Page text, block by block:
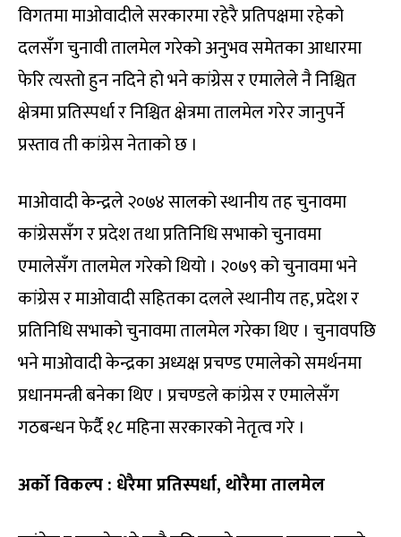
विगतमा माओवादीले सरकारमा रहेरै प्रतिपक्षमा रहेको
दलसँग चुनावी तालमेल गरेको अनुभव समेतका आधारमा
फेरि त्यस्तो हुन नदिने हो भने कांग्रेस र एमालेले नै निश्चित
क्षेत्रमा प्रतिस्पर्धा र निश्चित क्षेत्रमा तालमेल गरेर जानुपर्ने
प्रस्ताव ती कांग्रेस नेताको छ ।
माओवादी केन्द्रले २०७४ सालको स्थानीय तह चुनावमा
कांग्रेससँग र प्रदेश तथा प्रतिनिधि सभाको चुनावमा
एमालेसँग तालमेल गरेको थियो । २०७९ को चुनावमा भने
कांग्रेस र माओवादी सहितका दलले स्थानीय तह, प्रदेश र
प्रतिनिधि सभाको चुनावमा तालमेल गरेका थिए । चुनावपछि
भने माओवादी केन्द्रका अध्यक्ष प्रचण्ड एमालेको समर्थनमा
प्रधानमन्त्री बनेका थिए । प्रचण्डले कांग्रेस र एमालेसँग
गठबन्धन फेर्दै १८ महिना सरकारको नेतृत्व गरे ।
अर्को विकल्प : धेरैमा प्रतिस्पर्धा, थोरैमा तालमेल